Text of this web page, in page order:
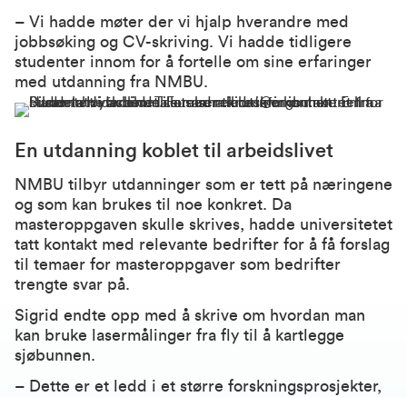
– Vi hadde møter der vi hjalp hverandre med
jobbsøking og CV-skriving. Vi hadde tidligere
studenter innom for å fortelle om sine erfaringer
med utdanning fra NMBU.
En utdanning koblet til arbeidslivet
NMBU tilbyr utdanninger som er tett på næringene
og som kan brukes til noe konkret. Da
masteroppgaven skulle skrives, hadde universitetet
tatt kontakt med relevante bedrifter for å få forslag
til temaer for masteroppgaver som bedrifter
trengte svar på.
Sigrid endte opp med å skrive om hvordan man
kan bruke lasermålinger fra fly til å kartlegge
sjøbunnen.
– Dette er et ledd i et større forskningsprosjekter,